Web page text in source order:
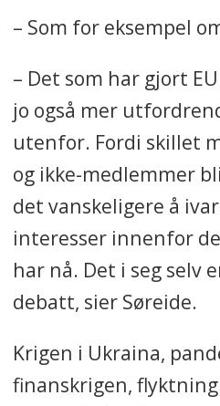
– Som for eksempel
– Det som har gjort
jo også mer
utenfor. Fordi skillet
og ikke-medlemmer
det vanskeligere å
interesser innenfor
har nå. Det i seg selv
debatt, sier Søreide.
Krigen i Ukraina,
finanskrigen,